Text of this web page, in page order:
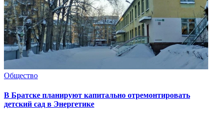
Общество
В Братске планируют капитально отремонтировать
детский сад в Энергетике